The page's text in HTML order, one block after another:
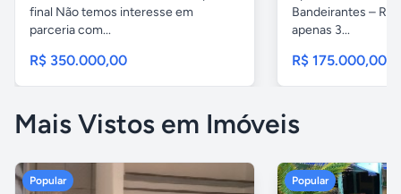
final Não temos interesse em
parceria com...
R$ 350.000,00
Bandeirantes – Rio
apenas 3...
R$ 175.000,00
Mais Vistos em Imóveis
Popular Popular